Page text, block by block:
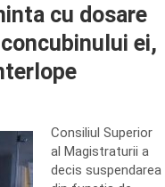
cu dosare
ei,
Consiliul Superior
al Magistraturii a
decis suspendarea